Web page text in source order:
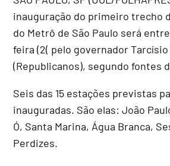
inauguração do primeiro trecho
do Metrô de São Paulo será
feira (2( pelo governador
(Republicanos), segundo fontes
Seis das 15 estações previstas
inauguradas. São elas: João
Ó, Santa Marina, Água Branca,
Perdizes.